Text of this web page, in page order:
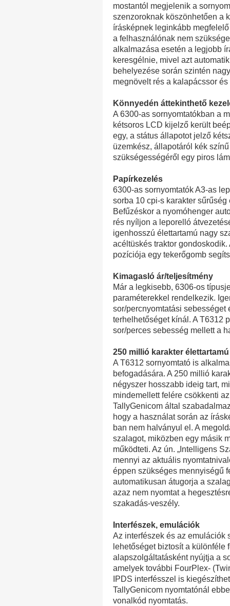
mostantól megjelenik a
szenzoroknak köszönhetően a
írásképnek leginkább
a felhasználónak nem
alkalmazása esetén a legjobb
keresgélnie, mivel azt
behelyezése során szintén
megnövelt rés a kalapácssor
Könnyedén áttekinthető
A 6300-as sornyomtatókban a
kétsoros LCD kijelző került
egy, a státus állapotot jelző
üzemkész, állapotáról kék
szükségességéről egy piros
Papírkezelés
6300-as sornyomtatók A3-as
sorba 10 cpi-s karakter
Befűzéskor a nyomóhenger
rés nyíljon a leporelló
igenhosszú élettartamú nagy
acéltüskés traktor
pozíciója egy tekerőgomb
Kimagasló ár/teljesítmény
Már a legkisebb, 6306-os
paraméterekkel rendelkezik.
sor/percnyomtatási sebességet
terhelhetőséget kínál. A T6312
sor/perces sebesség mellett a
250 millió karakter
A T6312 sornyomtató is
befogadására. A 250 millió
négyszer hosszabb ideig tart,
mindemellett felére csökkenti
TallyGenicom által
hogy a használat során az
ban nem halványul el. A
szalagot, miközben egy másik
működteti. Az ún. „Intelligens
mennyi az aktuális
éppen szükséges mennyiségű
automatikusan átugorja a
azaz nem nyomtat a
szakadás-veszély.
Interfészek, emulációk
Az interfészek és az
lehetőséget biztosít a különféle
alapszolgáltatásként nyújtja a
amelyek további FourPlex-
IPDS interfésszel is
TallyGenicom nyomtatónál
vonalkód nyomtatás.